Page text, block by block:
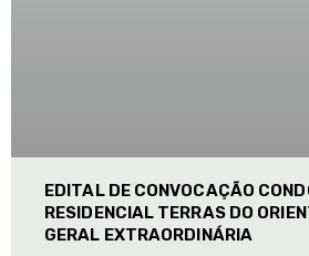
EDITAL DE CONVOCAÇÃO
RESIDENCIAL TERRAS DO
GERAL EXTRAORDINÁRIA